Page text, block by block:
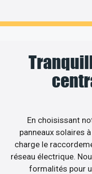
En choisissant
panneaux solaires
charge le
réseau électrique.
formalités pour